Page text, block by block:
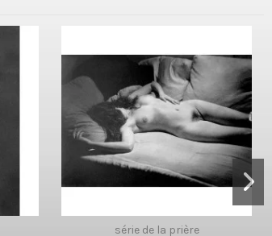
série de la prière